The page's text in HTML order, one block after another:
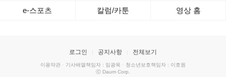
e-스포츠 칼럼/카툰 영상 홈
로그인 공지사항 전체보기
이용약관 · 기사배열책임자 : 임광욱 · 청소년보호책임자 : 이호원
ⓒ Daum Corp.